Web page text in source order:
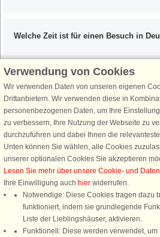
Welche Zeit ist für einen Besuch in
Schließen Sie sich 100.000 Ferienhaus-
Erhalten Sie einen Willkommensgutschein
Ferienhausurlaub - melden Sie sich einfach
an. Verpassen Sie nie wieder exklusive
Urlaubstipps!
Newsletter
Verwendung von Cookies
Wir verwenden Daten von unseren eigenen
Drittanbietern. Wir verwenden diese in
personenbezogenen Daten, um Ihre
zu verbessern, Ihre Nutzung der Webseite zu
durchzuführen und dabei Ihnen die
Unten können Sie wählen, alle Cookies
unserer optionalen Cookies Sie akzeptieren
Lesen Sie mehr über unsere Cookie- und
Ihre Einwilligung auch hier widerrufen.
Notwendige: Diese Cookies tragen dazu
funktioniert, indem sie grundlegende
Liste der Lieblingshäuser, aktivieren.
Funktionell: Diese werden verwendet,